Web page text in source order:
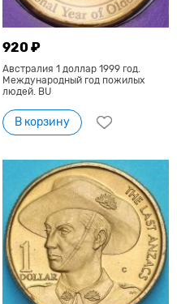
920 ₽
Австралия 1 доллар 1999 год.
Международный год пожилых
людей. BU
В корзину